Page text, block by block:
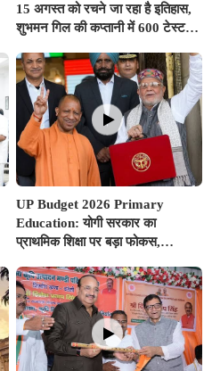
15 अगस्त को रचने जा रहा है इतिहास,
शुभमन गिल की कप्तानी में 600 टेस्ट
भारत
UP Budget 2026 Primary
Education: योगी सरकार का
प्राथमिक शिक्षा पर बड़ा फोकस,
से अधिक का प्रावधान